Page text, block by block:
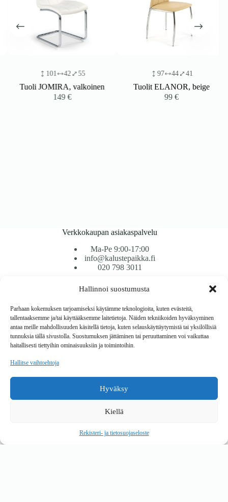
Hallinnoi suostumusta
Parhaan kokemuksen tarjoamiseksi käytämme teknologioita, kuten evästeitä,
tallentaaksemme ja/tai käyttääksemme laitetietoja. Näiden tekniikoiden hyväksyminen
antaa meille mahdollisuuden käsitellä tietoja, kuten selauskäyttäytymistä tai yksilöllisiä
tunnuksia tällä sivustolla. Suostumuksen jättäminen tai peruuttaminen voi vaikuttaa
haitallisesti tiettyihin ominaisuuksiin ja toimintoihin.
Hallitse vaihtoehtoja
Hyväksy
Kiellä
Rekisteri- ja tietosuojaseloste
101 42 55
Tuoli JOMIRA, valkoinen
149€
97 44 41
Tuolit ELANOR, beige
99€
Verkkokaupan asiakaspalvelu
Ma-Pe 9:00-17:00
info@kalustepaikka.fi
020 798 3011
Tavarantoimitus / Maksutavat
Toimitustavat
Maksutavat
Vaihto ja palautus
Reklamaatiot
Copyright © 2026 Kalustepaikka